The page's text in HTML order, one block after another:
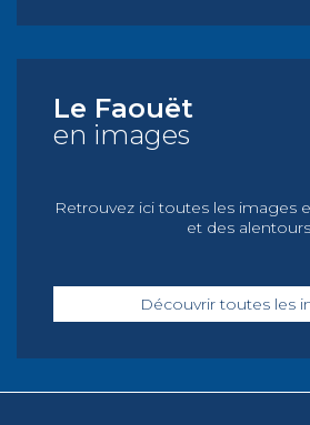
Le Faouët
en images
Retrouvez ici toutes les images
et des alentours
Découvrir toutes les